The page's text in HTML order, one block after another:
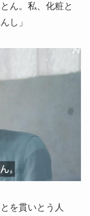
ん。私、化粧と
し」
を貫いとう人